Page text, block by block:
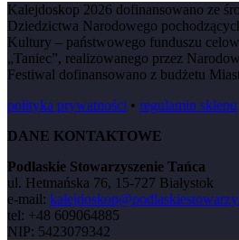
Kalejdoskop 2026 dofinansowano ze
Dziedzictwa Narodowego
Kultury – państwowego funduszu
„Taniec”, realizowanego przez
Festiwal dofinansowano z budżetu
polityka prywatności • regulamin sklepu
DANE KONTAKTOWE
Podlaskie Stowarzyszenie Tańca
ul. Hetmańska 76, 15-727 Białystok
e-mail:
tel: +48 609064885
NIP: 5423079342